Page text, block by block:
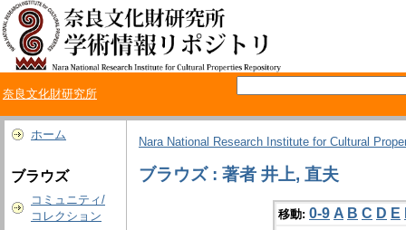
奈良文化財研究所
ホーム
ブラウズ
コミュニティ/
コレクション
Nara National Research Institute for Cultural
ブラウズ : 著者 井上, 直夫
移動: 0-9 A B C D E